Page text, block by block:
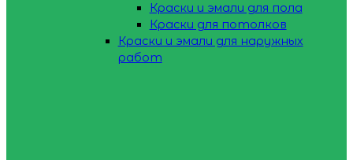
Краски и эмали для пола
Краски для потолков
Краски и эмали для наружных
работ